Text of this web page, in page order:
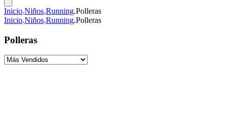
Inicio.Niños.Running.Polleras
Inicio.Niños.Running.Polleras
Polleras